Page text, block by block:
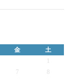
金
土
7